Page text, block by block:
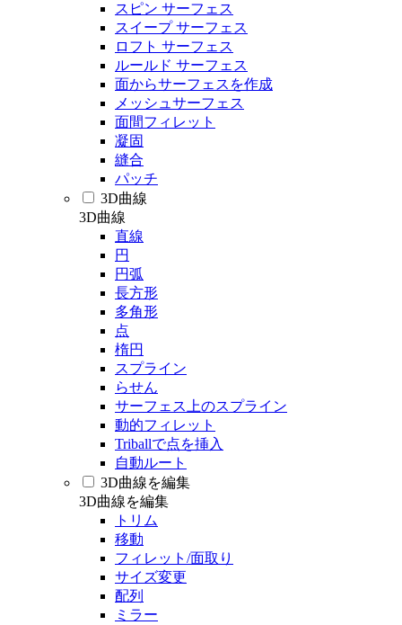
スピン サーフェス
スイープ サーフェス
ロフト サーフェス
ルールド サーフェス
面からサーフェスを作成
メッシュサーフェス
面間フィレット
凝固
縫合
パッチ
3D曲線
3D曲線
直線
円
円弧
長方形
多角形
点
楕円
スプライン
らせん
サーフェス上のスプライン
動的フィレット
Triballで点を挿入
自動ルート
3D曲線を編集
3D曲線を編集
トリム
移動
フィレット/面取り
サイズ変更
配列
ミラー